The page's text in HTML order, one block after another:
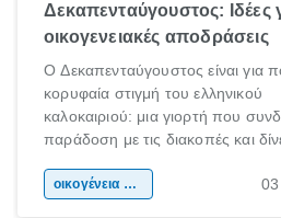
Δεκαπενταύγουστος: Ιδέες
οικογενειακές αποδράσεις
Ο Δεκαπενταύγουστος είναι για
κορυφαία στιγμή του ελληνικού
καλοκαιριού: μια γιορτή που
παράδοση με τις διακοπές και
χώρας. Είτε πρόκειται για λίγες
οικογένεια & παιδί